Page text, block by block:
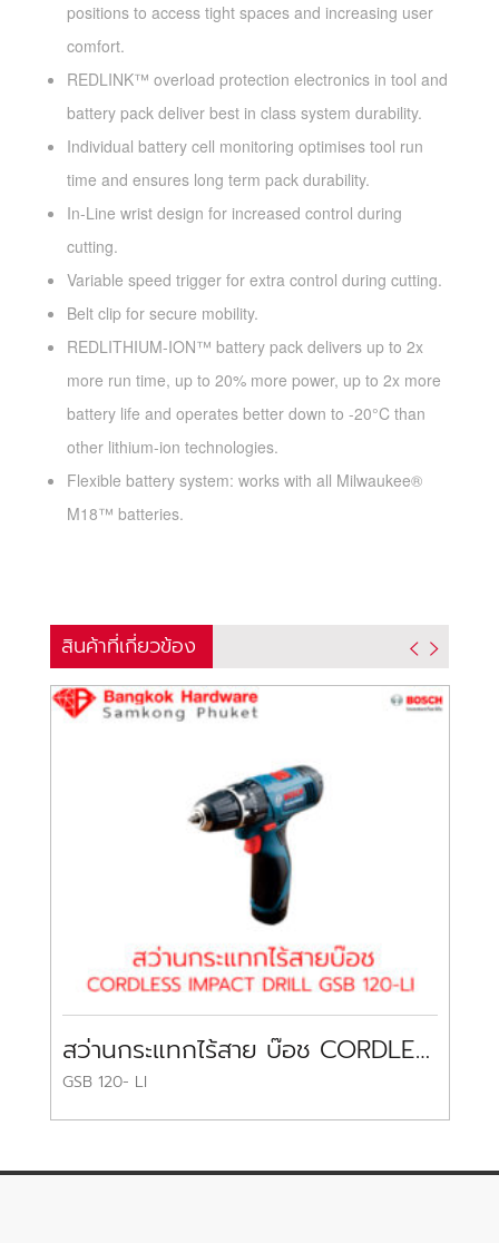
positions to access tight spaces and increasing user
comfort.
REDLINK™ overload protection electronics in tool and
battery pack deliver best in class system durability.
Individual battery cell monitoring optimises tool run
time and ensures long term pack durability.
In-Line wrist design for increased control during
cutting.
Variable speed trigger for extra control during cutting.
Belt clip for secure mobility.
REDLITHIUM-ION™ battery pack delivers up to 2x
more run time, up to 20% more power, up to 2x more
battery life and operates better down to -20°C than
other lithium-ion technologies.
Flexible battery system: works with all Milwaukee®
M18™ batteries.
สินค้าที่เกี่ยวข้อง
สว่านกระแทกไร้สาย บ๊อช CORDLESS IMPACT DRILL BOSCH
GSB 120- LI